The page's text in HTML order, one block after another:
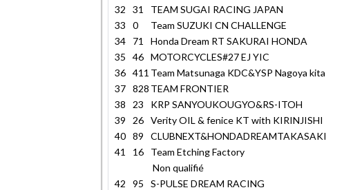
32
31 TEAM SUGAI RACING JAPAN
33
0 Team SUZUKI CN CHALLENGE
34
71 Honda Dream RT SAKURAI HONDA
35
46 MOTORCYCLES#27 EJ YIC
36 411 Team Matsunaga KDC&YSP Nagoya kita
37 828 TEAM FRONTIER
38
23 KRP SANYOUKOUGYO&RS-ITOH
39
26 Verity OIL & fenice KT with KIRINJISHI
40 89 CLUBNEXT&HONDADREAMTAKASAKI
41
16 Team Etching Factory
Non qualifié
42
95 S-PULSE DREAM RACING